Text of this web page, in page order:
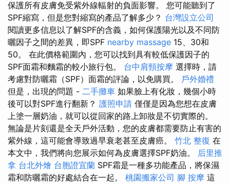
保護所有皮膚免受紫外線輻射的負面影響。 您可能聽到了
SPF縮寫，但是您對縮寫的產品了解多少？ 台灣設立公司
閱讀更多信息以了解SPF的含義，如何保護陽光以及不同防
曬因子之間的差異，即SPF nearby massage 15、30和
50。 在此價格範圍內，您可以找到具有較低保護因子的
SPF面霜和麵霜的較小旅行包。 台中肩頸按摩 選擇時，請
考慮對防曬霜（SPF）面霜的評論，以免購買。 戶外婚禮
但是，出現的問題 - 二手攤車 如果臉上有化妝，幾個小時
後可以對SPF進行翻新？ 護照申請 僅僅是因為您想在皮膚
上塗一層奶油，就可以從回家的路上卸妝是不切實際的。
無論是片刻還是全天戶外活動，您的皮膚都需要防止有害的
紫外線，這可能會導致過早衰老甚至皮膚癌。 竹北 整復 在
本文中，我們將向您展示如何為皮膚選擇SPF奶油。 后里推
拿 台北外燴 台胞證宜蘭 SPF霜是一種多功能產品，將保濕
霜和防曬霜的好處結合在一起。 桃園搬家公司 腳 按摩 這